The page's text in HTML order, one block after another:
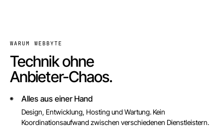
WARUM WEBBYTE
Technik ohne
Anbieter-Chaos.
◉ Alles aus einer Hand
Design, Entwicklung, Hosting und Wartung. Kein
Koordinationsaufwand zwischen verschiedenen Dienstleistern.